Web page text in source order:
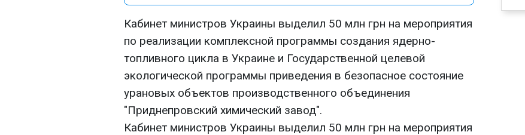
Кабинет министров Украины выделил 50 млн грн на мероприятия
по реализации комплексной программы создания ядерно-
топливного цикла в Украине и Государственной целевой
экологической программы приведения в безопасное состояние
урановых объектов производственного объединения
"Приднепровский химический завод".
Кабинет министров Украины выделил 50 млн грн на мероприятия